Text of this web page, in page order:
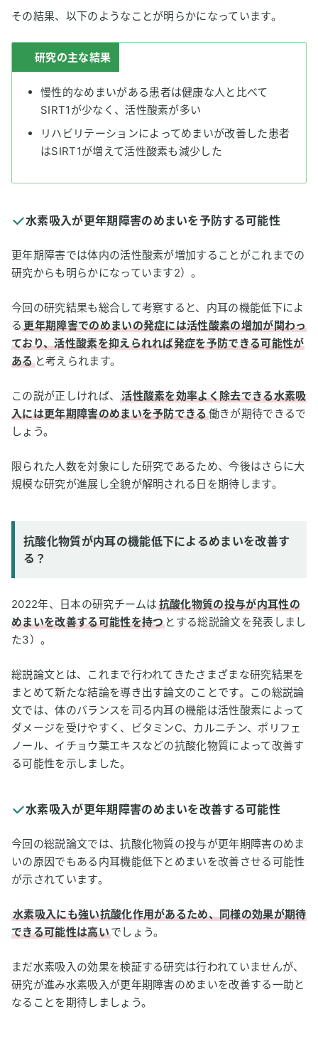
その結果、以下のようなことが明らかになっています。
研究の主な結果
慢性的なめまいがある患者は健康な人と比べて
SIRT1が少なく、活性酸素が多い
リハビリテーションによってめまいが改善した患者
はSIRT1が増えて活性酸素も減少した
水素吸入が更年期障害のめまいを予防する可能性
更年期障害では体内の活性酸素が増加することがこれまでの
研究からも明らかになっています2）。
今回の研究結果も総合して考察すると、内耳の機能低下によ
る更年期障害でのめまいの発症には活性酸素の増加が関わっ
ており、活性酸素を抑えられれば発症を予防できる可能性が
あると考えられます。
この説が正しければ、活性酸素を効率よく除去できる水素吸
入には更年期障害のめまいを予防できる働きが期待できるで
しょう。
限られた人数を対象にした研究であるため、今後はさらに大
規模な研究が進展し全貌が解明される日を期待します。
抗酸化物質が内耳の機能低下によるめまいを改善す
る？
2022年、日本の研究チームは 抗酸化物質の投与が内耳性の
めまいを改善する可能性を持つ とする総説論文を発表しまし
た3）。
総説論文とは、これまで行われてきたさまざまな研究結果を
まとめて新たな結論を導き出す論文のことです。この総説論
文では、体のバランスを司る内耳の機能は活性酸素によって
ダメージを受けやすく、ビタミンC、カルニチン、ポリフェ
ノール、イチョウ葉エキスなどの抗酸化物質によって改善す
る可能性を示しました。
水素吸入が更年期障害のめまいを改善する可能性
今回の総説論文では、抗酸化物質の投与が更年期障害のめま
いの原因でもある内耳機能低下とめまいを改善させる可能性
が示されています。
水素吸入にも強い抗酸化作用があるため、同様の効果が期待
できる可能性は高いでしょう。
まだ水素吸入の効果を検証する研究は行われていませんが、
研究が進み水素吸入が更年期障害のめまいを改善する一助と
なることを期待しましょう。